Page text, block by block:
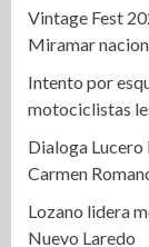
Vintage Fest
Miramar
Intento por
motociclistas
Dialoga Lucero
Carmen
Lozano lidera
Nuevo Laredo